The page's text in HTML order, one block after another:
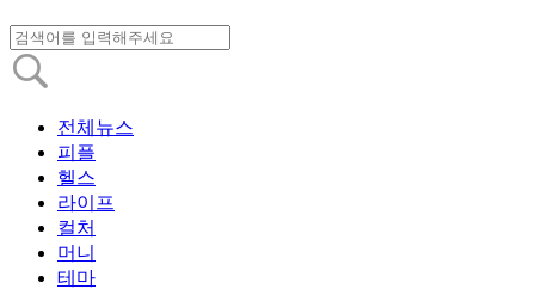
전체뉴스
피플
헬스
라이프
컬처
머니
테마